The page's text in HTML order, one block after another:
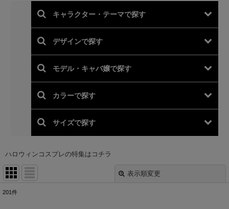
ハロウィンコスプレの特集はコチラ
表示順変更
201件